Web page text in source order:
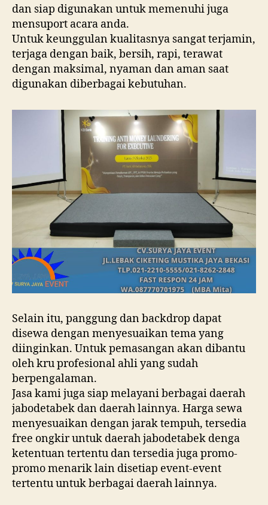
dan siap digunakan untuk memenuhi juga
mensuport acara anda.
Untuk keunggulan kualitasnya sangat terjamin,
terjaga dengan baik, bersih, rapi, terawat
dengan maksimal, nyaman dan aman saat
digunakan diberbagai kebutuhan.
Selain itu, panggung dan backdrop dapat
disewa dengan menyesuaikan tema yang
diinginkan. Untuk pemasangan akan dibantu
oleh kru profesional ahli yang sudah
berpengalaman.
Jasa kami juga siap melayani berbagai daerah
jabodetabek dan daerah lainnya. Harga sewa
menyesuaikan dengan jarak tempuh, tersedia
free ongkir untuk daerah jabodetabek denga
ketentuan tertentu dan tersedia juga promo-
promo menarik lain disetiap event-event
tertentu untuk berbagai daerah lainnya.